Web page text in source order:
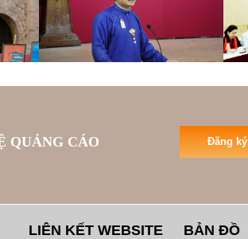
QUẢNG CÁO Đăng ký
LIÊN KẾT WEBSITE BẢN ĐỒ